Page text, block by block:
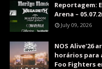
Reportagem:
Arena –
July 09, 2026
NOS Alive'26
horários para
Foo Fighters